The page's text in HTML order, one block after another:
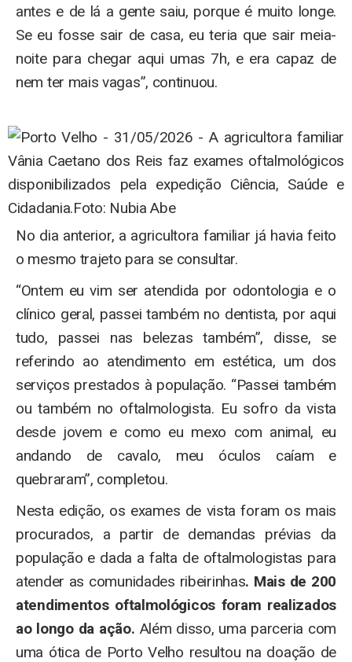
antes e de lá a gente saiu, porque é muito longe.
Se eu fosse sair de casa, eu teria que sair meia-
noite para chegar aqui umas 7h, e era capaz de
nem ter mais vagas”, continuou.
No dia anterior, a agricultora familiar já havia feito
o mesmo trajeto para se consultar.
“Ontem eu vim ser atendida por odontologia e o
clínico geral, passei também no dentista, por aqui
tudo, passei nas belezas também”, disse, se
referindo ao atendimento em estética, um dos
serviços prestados à população. “Passei também
ou também no oftalmologista. Eu sofro da vista
desde jovem e como eu mexo com animal, eu
andando de cavalo, meu óculos caíam e
quebraram”, completou.
Nesta edição, os exames de vista foram os mais
procurados, a partir de demandas prévias da
população e dada a falta de oftalmologistas para
atender as comunidades ribeirinhas. Mais de 200
atendimentos oftalmológicos foram realizados
ao longo da ação. Além disso, uma parceria com
uma ótica de Porto Velho resultou na doação de